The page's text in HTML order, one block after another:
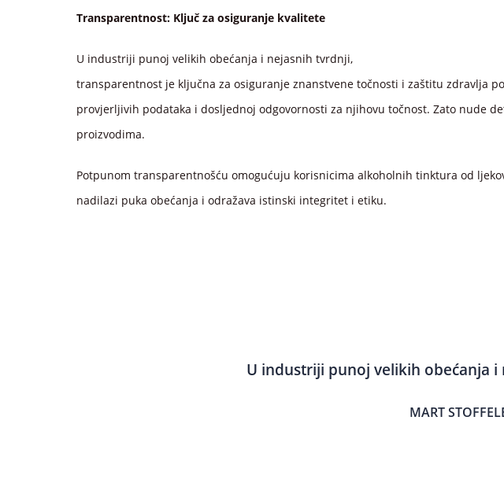
Transparentnost: Ključ za osiguranje kvalitete
U industriji punoj velikih obećanja i nejasnih tvrdnji,
transparentnost je ključna za osiguranje znanstvene točnosti i zaštitu zdravlja
provjerljivih podataka i dosljednoj odgovornosti za njihovu točnost. Zato nude
proizvodima.
Potpunom transparentnošću omogućuju korisnicima alkoholnih tinktura od
nadilazi puka obećanja i odražava istinski integritet i etiku.
U industriji punoj velikih obećanja
MART